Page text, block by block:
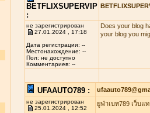
BETFLIXSUPERVIP
:
не зарегистрирован
27.01.2024 , 17:18
Дата регистрации: --
Местонахождение: --
Пол: не доступно
Комментариев: --
Does your blog
your blog you
UFAAUTO789 :
не зарегистрирован
25.01.2024 , 12:52
ยูฟ่าเบท789 เว็บ